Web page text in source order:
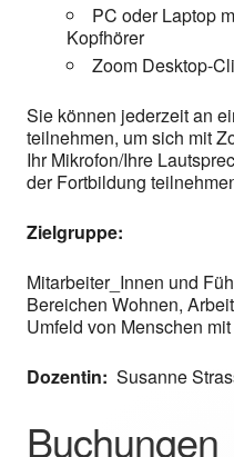
PC oder Laptop
Kopfhörer
Zoom Desktop-
Sie können jederzeit an
teilnehmen, um sich mit
Ihr Mikrofon/Ihre
der Fortbildung
Zielgruppe:
Mitarbeiter_Innen und
Bereichen Wohnen,
Umfeld von Menschen
Dozentin: Susanne
Buchungen